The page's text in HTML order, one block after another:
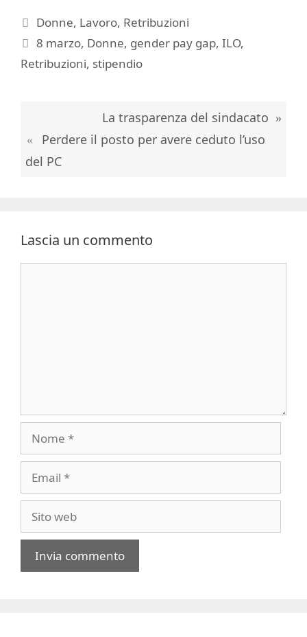
Categorie
Donne, Lavoro, Retribuzioni
Tag
8 marzo, Donne, gender pay gap,ILO,
Retribuzioni, stipendio
La trasparenza del sindacato
Perdere il posto per avere ceduto l’uso
del PC
Lascia un commento
web